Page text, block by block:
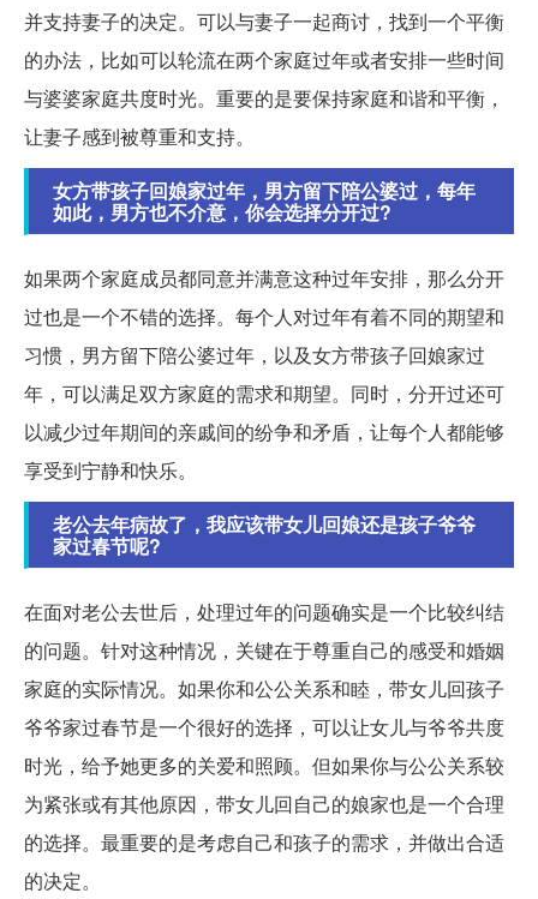
并支持妻子的决定。可以与妻子一起商讨，找到一个平衡
的办法，比如可以轮流在两个家庭过年或者安排一些时间
与婆婆家庭共度时光。重要的是要保持家庭和谐和平衡，
让妻子感到被尊重和支持。
女方带孩子回娘家过年，男方留下陪公婆过，每年
如此，男方也不介意，你会选择分开过?
如果两个家庭成员都同意并满意这种过年安排，那么分开
过也是一个不错的选择。每个人对过年有着不同的期望和
习惯，男方留下陪公婆过年，以及女方带孩子回娘家过
年，可以满足双方家庭的需求和期望。同时，分开过还可
以减少过年期间的亲戚间的纷争和矛盾，让每个人都能够
享受到宁静和快乐。
老公去年病故了，我应该带女儿回娘还是孩子爷爷
家过春节呢?
在面对老公去世后，处理过年的问题确实是一个比较纠结
的问题。针对这种情况，关键在于尊重自己的感受和婚姻
家庭的实际情况。如果你和公公关系和睦，带女儿回孩子
爷爷家过春节是一个很好的选择，可以让女儿与爷爷共度
时光，给予她更多的关爱和照顾。但如果你与公公关系较
为紧张或有其他原因，带女儿回自己的娘家也是一个合理
的选择。最重要的是考虑自己和孩子的需求，并做出合适
的决定。